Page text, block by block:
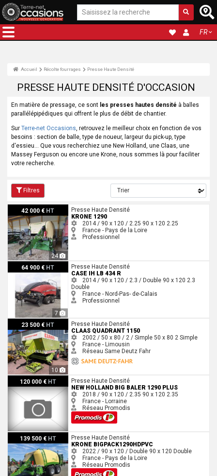
FR
Accueil Récolte fourrages Presse Haute Densité
PRESSE HAUTE DENSITÉ D'OCCASION
En matière de pressage, ce sont les presses hautes densité à balles
parallélépipédiques qui offrent le plus de débit de chantier.
Sur Terre-net Occasions , retrouvez le meilleur choix en fonction de vos
besoins : section de balle, type de noueur, largeur du pick-up, type
d'essieu... Que vous recherchiez une New Holland, une Claas, une
Massey Ferguson ou encore une Krone, nous sommes là pour faciliter
votre recherche.
Filtres
42 000 € HT
24
Krone 1290
Presse Haute Densité
KRONE 1290
2014 / 90 x 120 / 2.25 90 x 120 2.25
France - Pays de la Loire
Professionnel
64 900 € HT
7
Case IH LB 434 R
Presse Haute Densité
CASE IH LB 434 R
2014 / 90 x 120 / 2.3 / Double 90 x 120 2.3
Double
France - Nord-Pas- de-Calais
Professionnel
23 500 € HT
10
Claas QUADRANT 1150 Presse Haute Densité
CLAAS QUADRANT 1150
2002 / 50 x 80 / 2 / Simple 50 x 80 2 Simple
France - Limousin
Réseau Same Deutz Fahr
120 000 € HT
New Holland Big Baler 1290 plusPresse Haute Densité
NEW HOLLAND BIG BALER 1290 PLUS
2018 / 90 x 120 / 2.35 90 x 120 2.35
France - Lorraine
Réseau Promodis
139 500 € HT
Krone BIGPACK1290HDPVCPresse Haute Densité
KRONE BIGPACK1290HDPVC
2022 / 90 x 120 / Double 90 x 120 Double
France - Pays de la Loire
Réseau Promodis